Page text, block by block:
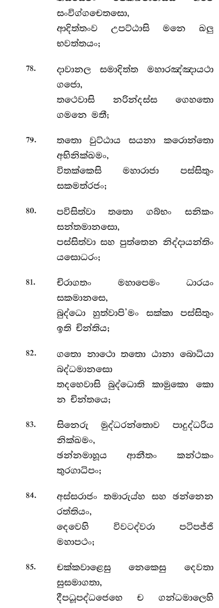
සංවිග්ගචෙතසො,
ආදිත්තංව උපට්ඨාසි මනෙ ඛලු
භවත්තයං;
78.
දාවානල සමාදිත්ත මහාරඤ්ඤායථා
ගජො,
තථෙවාසි නරින්දස්ස ගෙහතො
ගමනෙ මතී;
79.
තතො වුට්ඨාය සයනා කරොන්තො
අභිනික්ඛමං,
විතක්කෙසි මහාරාජා පස්සිතුං
සකමත්රජං;
80.
පවිසිත්වා තතො ගබ්භං සනිකං
සන්තමානසො,
පස්සිත්වා සහ පුත්තෙන නිද්දායන්තිං
යසොධරං;
81.
චිරාගතං මහාපෙමං ධාරයං
සකමානසෙ,
බුද්ධො හුත්වාපි’මං සක්කා පස්සිතුං
ඉති චින්තිය;
82.
ගතො නාථො තතො ඨානා බොධියා
බද්ධමානසො
තදහෙවාසි බුද්ධොති කාමුකො කො
න චින්තයෙ;
83.
සිනෙරු මුද්ධරන්තොව පාදුද්ධරිය
නික්ඛමං,
ඡන්නමාහූය ආනීතං කන්ථකං
තුරගාධිපං;
84.
අස්සරාජං තමාරුය්හ සහ ඡන්නෙන
රත්තියං,
දෙවෙහි විවටද්වරා පටිපජ්ජි
මහාපථං;
85.
චක්කවාළෙසු නෙකෙසු දෙවතා
සුසමාගතා,
දීපධූපද්ධජෙහෙ ච ගන්ධමාලෙහි